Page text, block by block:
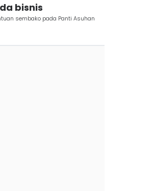
bisnis
sembako pada Panti Asuhan